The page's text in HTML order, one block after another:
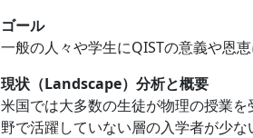
ゴール
一般の人々や学生にQISTの意義や恩
現状（Landscape）分析と概要
米国では大多数の生徒が物理の授業
野で活躍していない層の入学者が少